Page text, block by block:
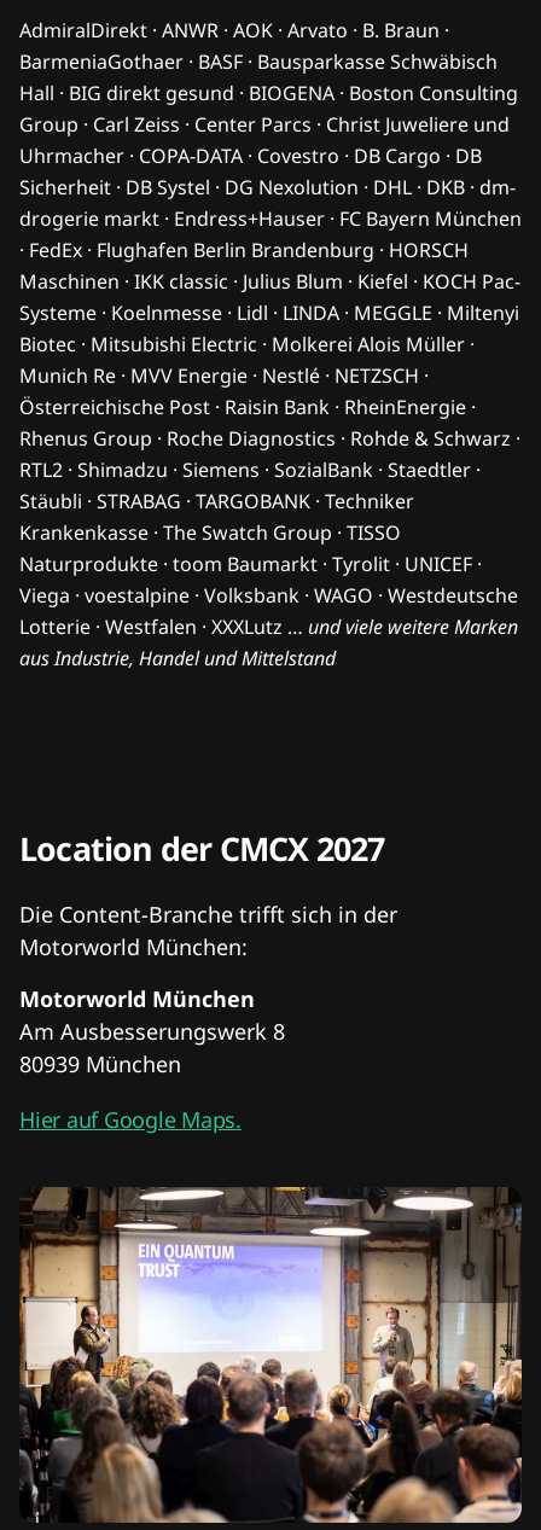
AdmiralDirekt · ANWR · AOK · Arvato · B. Braun ·
BarmeniaGothaer · BASF · Bausparkasse Schwäbisch
Hall · BIG direkt gesund · BIOGENA · Boston Consulting
Group · Carl Zeiss · Center Parcs · Christ Juweliere und
Uhrmacher · COPA-DATA · Covestro · DB Cargo · DB
Sicherheit · DB Systel · DG Nexolution · DHL · DKB · dm-
drogerie markt · Endress+Hauser · FC Bayern München
· FedEx · Flughafen Berlin Brandenburg · HORSCH
Maschinen · IKK classic · Julius Blum · Kiefel · KOCH Pac-
Systeme · Koelnmesse · Lidl · LINDA · MEGGLE · Miltenyi
Biotec · Mitsubishi Electric · Molkerei Alois Müller ·
Munich Re · MVV Energie · Nestlé · NETZSCH ·
Österreichische Post · Raisin Bank · RheinEnergie ·
Rhenus Group · Roche Diagnostics · Rohde & Schwarz ·
RTL2 · Shimadzu · Siemens · SozialBank · Staedtler ·
Stäubli · STRABAG · TARGOBANK · Techniker
Krankenkasse · The Swatch Group · TISSO
Naturprodukte · toom Baumarkt · Tyrolit · UNICEF ·
Viega · voestalpine · Volksbank · WAGO · Westdeutsche
Lotterie · Westfalen · XXXLutz … und viele weitere Marken
aus Industrie, Handel und Mittelstand
Location der CMCX 2027
Die Content-Branche trifft sich in der
Motorworld München:
Motorworld München
Am Ausbesserungswerk 8
80939 München
Hier auf Google Maps.